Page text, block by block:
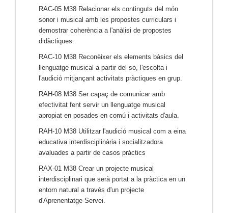
RAC-05 M38 Relacionar els continguts del món
sonor i musical amb les propostes curriculars i
demostrar coherència a l'anàlisi de propostes
didàctiques.
RAC-10 M38 Reconèixer els elements bàsics del
llenguatge musical a partir del so, l'escolta i
l'audició mitjançant activitats pràctiques en grup.
RAH-08 M38 Ser capaç de comunicar amb
efectivitat fent servir un llenguatge musical
apropiat en posades en comú i activitats d'aula.
RAH-10 M38 Utilitzar l'audició musical com a eina
educativa interdisciplinària i socialitzadora
avaluades a partir de casos pràctics
RAX-01 M38 Crear un projecte musical
interdisciplinari que serà portat a la pràctica en un
entorn natural a través d'un projecte
d'Aprenentatge-Servei.